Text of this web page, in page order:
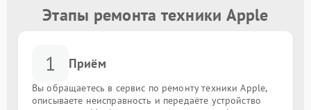
Этапы ремонта техники Apple
1 Приём
Вы обращаетесь в сервис по ремонту техники Apple,
описываете неисправность и передаёте устройство